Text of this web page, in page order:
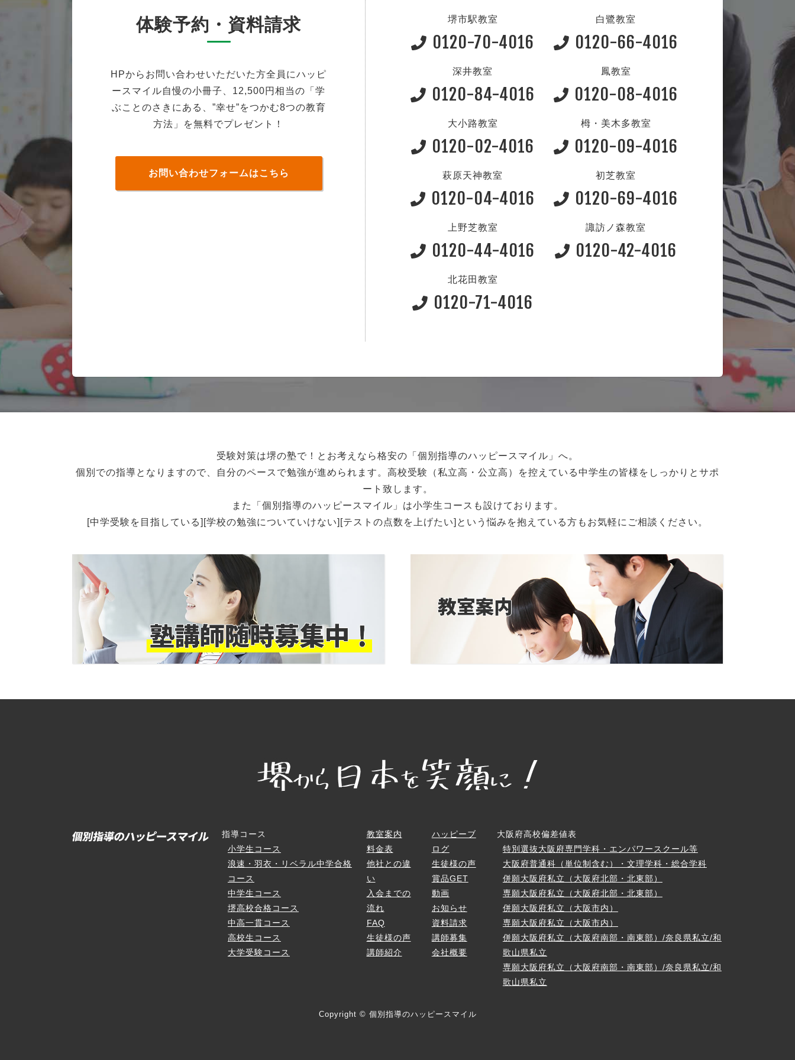
体験予約・資料請求
HPからお問い合わせいただいた方全員にハッピ
ースマイル自慢の小冊子、12,500円相当の「学
ぶことのさきにある、”幸せ”をつかむ8つの教育
方法」を無料でプレゼント！
お問い合わせフォームはこちら
堺市駅教室
0120-70-4016
白鷺教室
0120-66-4016
深井教室
0120-84-4016
鳳教室
0120-08-4016
大小路教室
0120-02-4016
栂・美木多教室
0120-09-4016
萩原天神教室
0120-04-4016
初芝教室
0120-69-4016
上野芝教室
0120-44-4016
諏訪ノ森教室
0120-42-4016
北花田教室
0120-71-4016
受験対策は堺の塾で！ とお考えなら格安の「個別指導のハッピースマイル」へ。
個別での指導となりますので、自分のペースで勉強が進められます。 高校受験（私立高・公立高）を控えている 中学生の皆様をしっかりとサポ
ート致します。
また「個別指導のハッピースマイル」は小学生コースも設けております。
[中学受験を目指している][学校の勉強についていけない][テストの点数を上げたい]という悩みを抱えている方もお気軽にご相談ください。
指導コース
小学生コース
浪速・羽衣・リベラル中学合格
コース
中学生コース
堺高校合格コース
中高一貫コース
高校生コース
大学受験コース
教室案内
料金表
他社との違
い
入会までの
流れ
FAQ
生徒様の声
講師紹介
ハッピーブ
ログ
生徒様の声
賞品GET
動画
お知らせ
資料請求
講師募集
会社概要
大阪府高校偏差値表
特別選抜大阪府専門学科・エンパワースクール等
大阪府普通科（単位制含む）・文理学科・総合学科
併願大阪府私立（大阪府北部・北東部）
専願大阪府私立（大阪府北部・北東部）
併願大阪府私立（大阪市内）
専願大阪府私立（大阪市内）
併願大阪府私立（大阪府南部・南東部）/奈良県私立/和
歌山県私立
専願大阪府私立（大阪府南部・南東部）/奈良県私立/和
歌山県私立
Copyright © 個別指導のハッピースマイル